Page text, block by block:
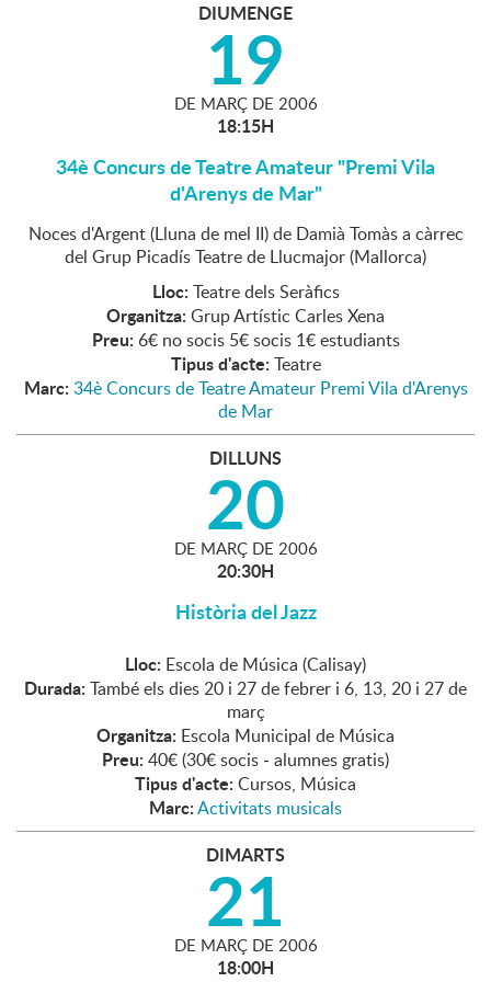
DIUMENGE
19
DE MARÇ DE 2006
18:15H
34è Concurs de Teatre Amateur "Premi Vila
d'Arenys de Mar"
Noces d'Argent (Lluna de mel II) de Damià Tomàs a càrrec
del Grup Picadís Teatre de Llucmajor (Mallorca)
Lloc: Teatre dels Seràfics
Organitza: Grup Artístic Carles Xena
Preu: 6€ no socis 5€ socis 1€ estudiants
Tipus d'acte: Teatre
Marc: 34è Concurs de Teatre Amateur Premi Vila d'Arenys
de Mar
DILLUNS
20
DE MARÇ DE 2006
20:30H
Història del Jazz
Lloc: Escola de Música (Calisay)
Durada: També els dies 20 i 27 de febrer i 6, 13, 20 i 27 de
març
Organitza: Escola Municipal de Música
Preu: 40€ (30€ socis - alumnes gratis)
Tipus d'acte: Cursos, Música
Marc:Activitats musicals
DIMARTS
21
DE MARÇ DE 2006
18:00H